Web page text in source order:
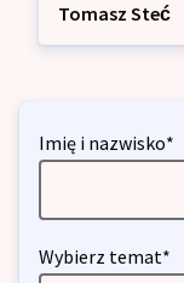
Tomasz Steć
Imię i nazwisko*
Wybierz temat*